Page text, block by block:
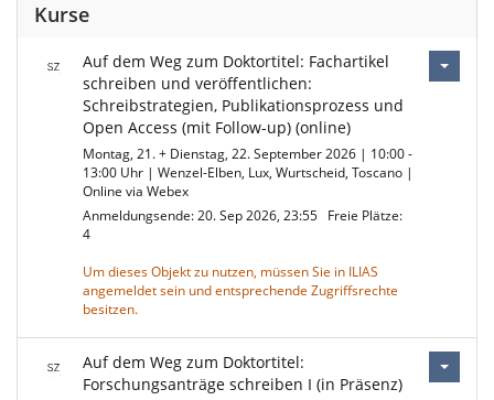
Kurse
Auf dem Weg zum Doktortitel: Fachartikel
schreiben und veröffentlichen:
Schreibstrategien, Publikationsprozess und
Open Access (mit Follow-up) (online)
Montag, 21. + Dienstag, 22. September 2026 | 10:00 -
13:00 Uhr | Wenzel-Elben, Lux, Wurtscheid, Toscano |
Online via Webex
Anmeldungsende: 20. Sep 2026, 23:55 Freie Plätze:
4
Um dieses Objekt zu nutzen, müssen Sie in ILIAS
angemeldet sein und entsprechende Zugriffsrechte
besitzen.
Auf dem Weg zum Doktortitel:
Forschungsanträge schreiben I (in Präsenz)